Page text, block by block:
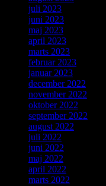
juli 2023
juni 2023
maj 2023
april 2023
marts 2023
februar 2023
januar 2023
december 2022
november 2022
oktober 2022
september 2022
august 2022
juli 2022
juni 2022
maj 2022
april 2022
marts 2022